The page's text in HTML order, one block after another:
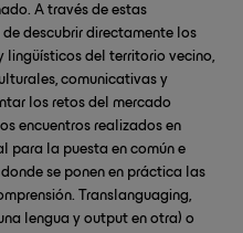
A través de estas
descubrir directamente los
lingüísticos del territorio vecino,
comunicativas y
los retos del mercado
encuentros realizados en
para la puesta en común e
se ponen en práctica las
Translanguaging,
lengua y output en otra) o